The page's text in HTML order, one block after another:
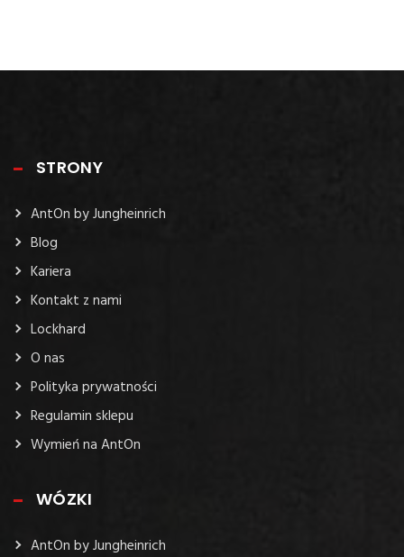
STRONY
AntOn by Jungheinrich
Blog
Kariera
Kontakt z nami
Lockhard
O nas
Polityka prywatności
Regulamin sklepu
Wymień na AntOn
WÓZKI
AntOn by Jungheinrich